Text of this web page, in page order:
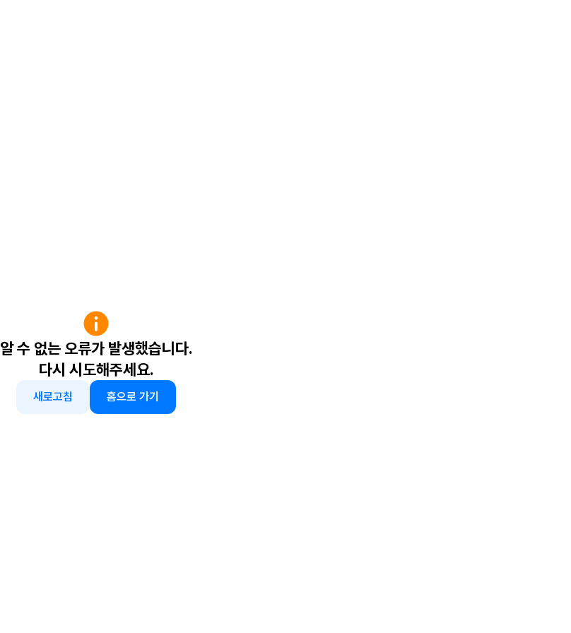
알 수 없는 오류가 발생했습니다.
다시 시도해주세요.
새로고침 홈으로 가기